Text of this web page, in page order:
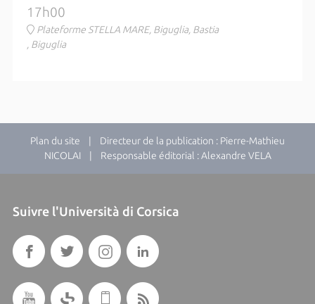
17h00
Plateforme STELLA MARE, Biguglia, Bastia
, Biguglia
Plan du site | Directeur de la publication : Pierre-Mathieu
NICOLAI | Responsable éditorial : Alexandre VELA
Suivre l'Università di Corsica